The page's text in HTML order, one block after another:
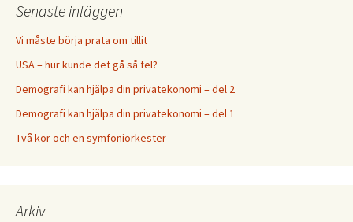
Senaste inläggen
Vi måste börja prata om tillit
USA – hur kunde det gå så fel?
Demografi kan hjälpa din privatekonomi – del 2
Demografi kan hjälpa din privatekonomi – del 1
Två kor och en symfoniorkester
Arkiv